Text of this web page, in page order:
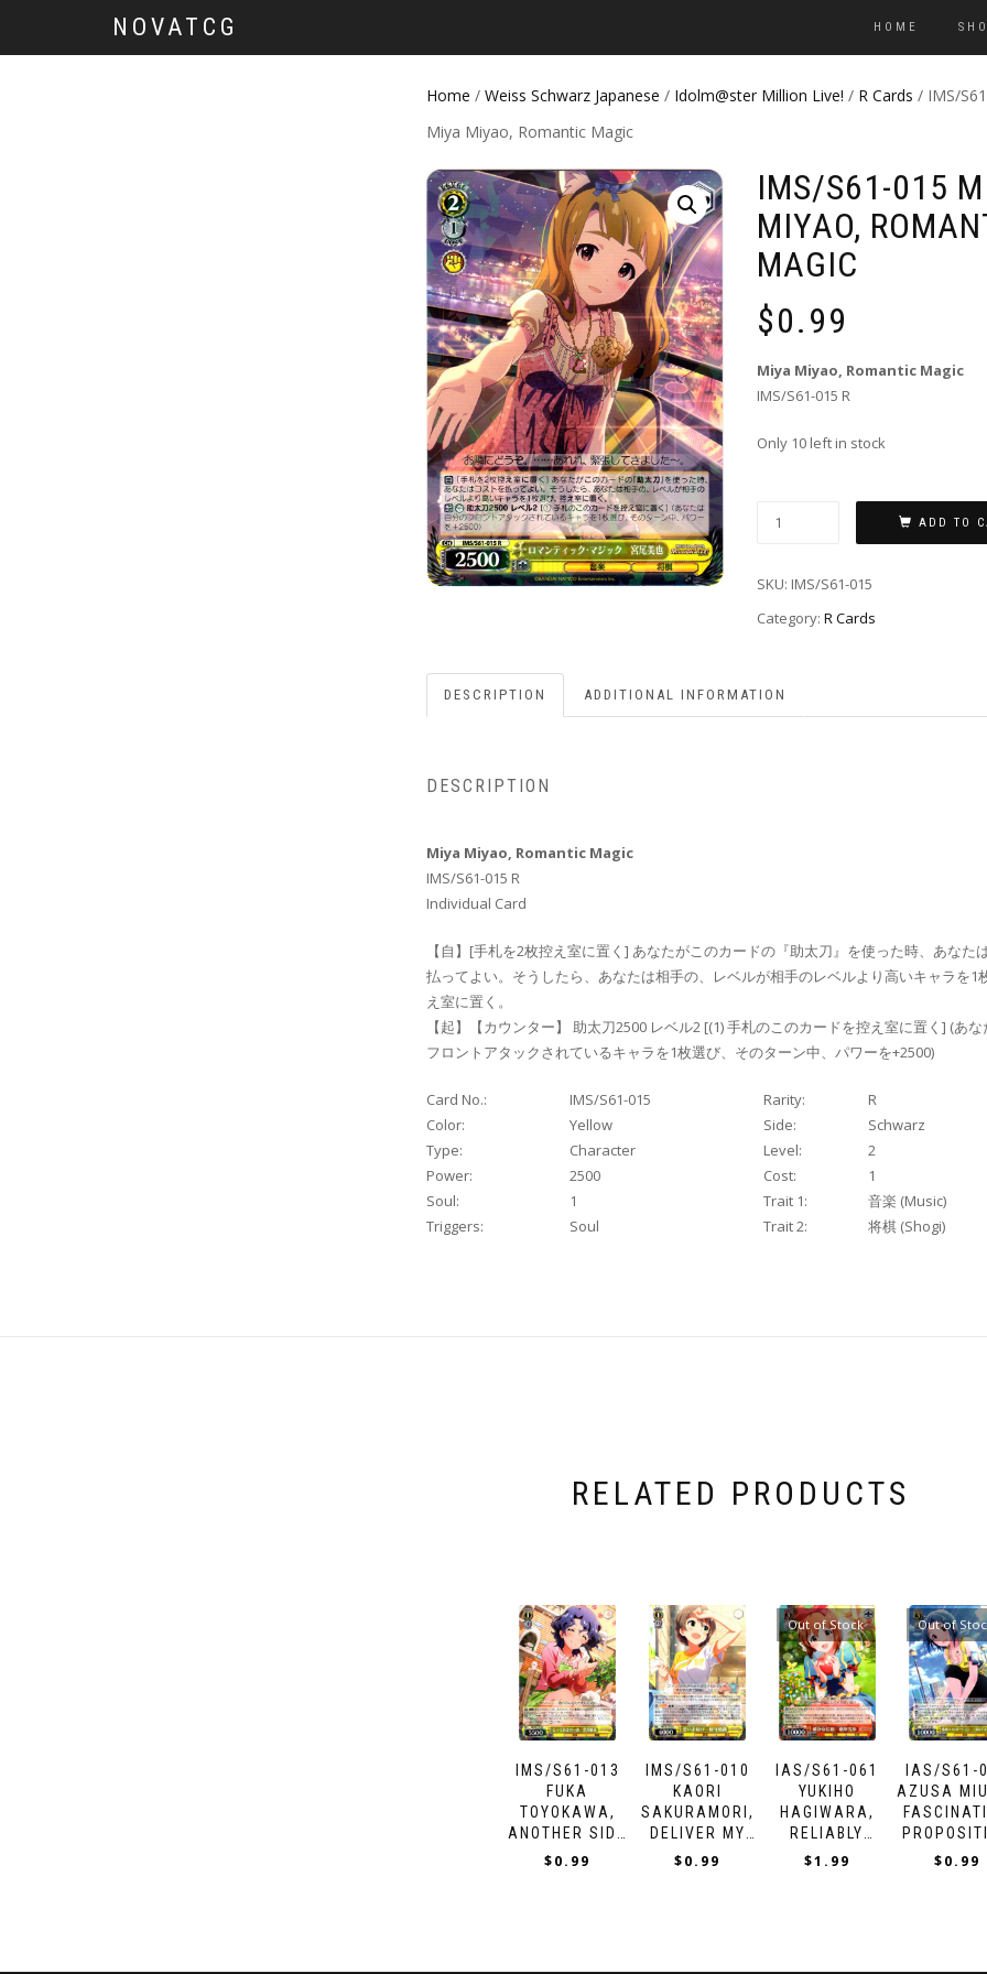
NOVATCG HOME
Home / Weiss Schwarz Japanese / Idolm@ster Million Live! / R Cards / IMS/
Miya Miyao, Romantic Magic
IMS/S61-015
MIYAO,
MAGIC
$0.99
Miya Miyao, Romantic Magic
IMS/S61-015 R
Only 10 left in stock
ADD TO
SKU: IMS/S61-015
Category: R Cards
DESCRIPTION ADDITIONAL INFORMATION
DESCRIPTION
Miya Miyao, Romantic Magic
IMS/S61-015 R
Individual Card
【自】[手札を2枚控え室に置く] あなたがこのカードの『助太刀』を使った時、あなた
払ってよい。そうしたら、あなたは相手の、レベルが相手のレベルより高いキャラを1
え室に置く。
【起】【カウンター】 助太刀2500 レベル2 [(1) 手札のこのカードを控え室に置く] (あ
フロントアタックされているキャラを1枚選び、そのターン中、パワーを+2500)
Card No.: IMS/S61-015 Rarity:
R
Color:
Yellow Side:
Schwarz
Type:
Character Level:
2
Power:
2500 Cost:
1
Soul:
1 Trait 1:
音楽 (Music)
Triggers:
Soul Trait 2: 将棋 (Shogi)
RELATED PRODUCTS
IMS/S61-013
FUKA
TOYOKAWA,
ANOTHER SIDE
OF LIFE
$0.99
IMS/S61-010
KAORI
SAKURAMORI,
DELIVER MY
FEELINGS
$0.99
IAS/S61-061
YUKIHO
HAGIWARA,
RELIABLY
TRUSTING
Out of Stock
$1.99
IAS/S61-
AZUSA
Out of
$0.99